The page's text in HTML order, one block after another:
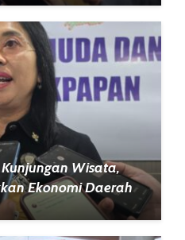
Wisata,
Ekonomi Daerah